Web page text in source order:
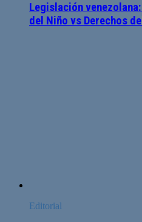
Legislación
del Niño vs Derechos
Editorial